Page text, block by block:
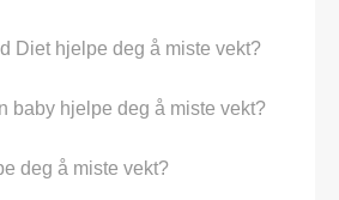
Diet hjelpe deg å miste vekt?
baby hjelpe deg å miste vekt?
deg å miste vekt?